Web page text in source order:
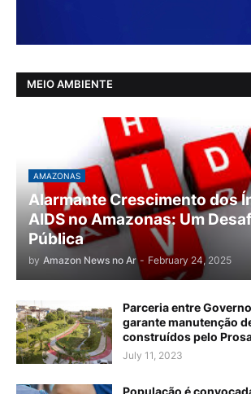
MEIO AMBIENTE
AMAZONAS
Alarmante Crescimento dos
AIDS no Amazonas: Um
Pública
by Amazon News no Ar - February 24, 2025
Parceria entre
garante manutenção
construídos pelo
July 11, 2023
População é